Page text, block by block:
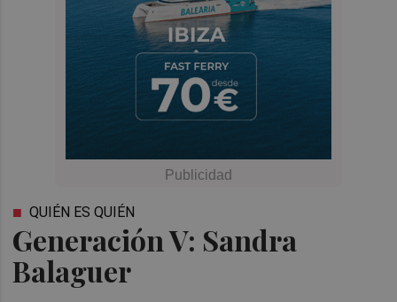
Generación V: Sandra
Balaguer
QUIÉN ES QUIÉN